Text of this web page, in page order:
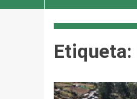
Etiqueta: